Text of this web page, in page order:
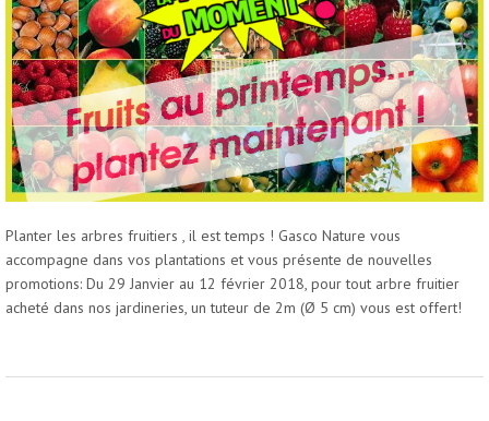
ACTUALITÉS
CONTACT JARDINERIES GASCO NATURE
Planter les arbres fruitiers , il est temps ! Gasco Nature vous
accompagne dans vos plantations et vous présente de nouvelles
promotions: Du 29 Janvier au 12 février 2018, pour tout arbre fruitier
acheté dans nos jardineries, un tuteur de 2m (Ø 5 cm) vous est offert!